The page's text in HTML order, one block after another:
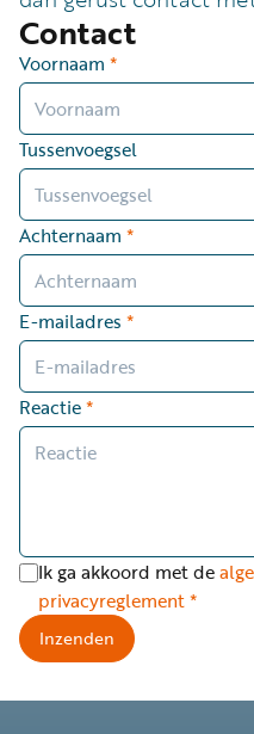
Contact
Voornaam *
Tussenvoegsel
Achternaam *
E-mailadres *
Reactie*
Ik ga akkoord met de
privacyreglement*
Inzenden